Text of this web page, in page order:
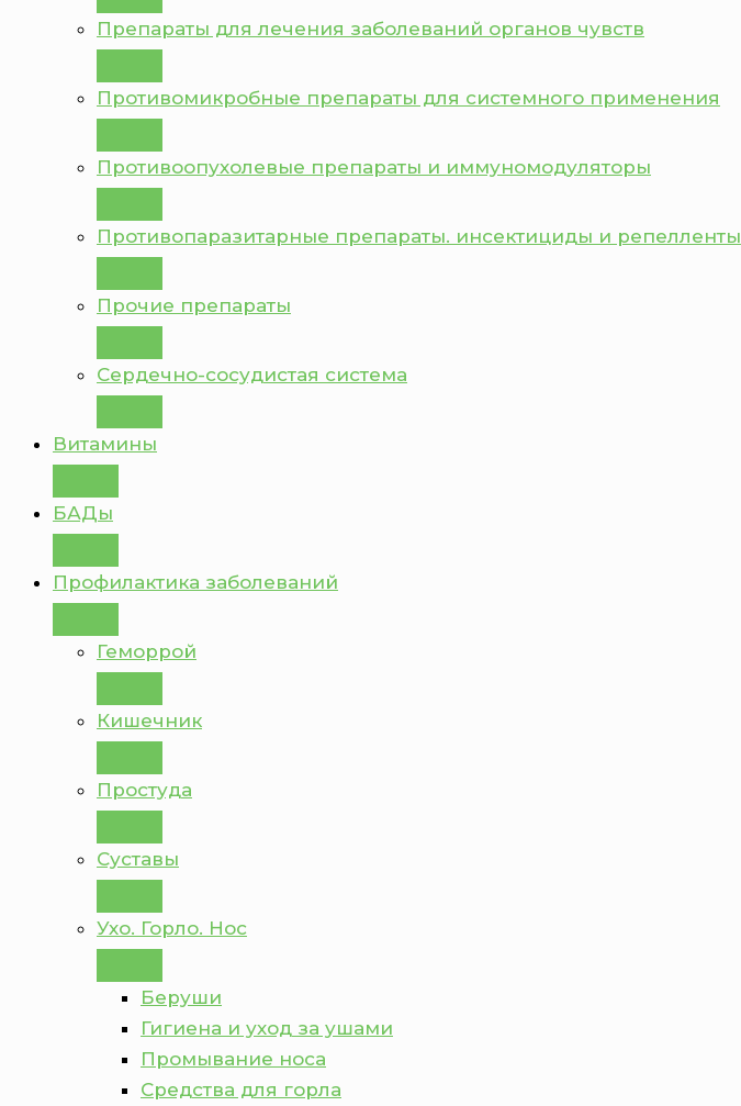
Препараты для лечения заболеваний органов чувств
Противомикробные препараты для системного применения
Противоопухолевые препараты и иммуномодуляторы
Противопаразитарные препараты. инсектициды и репелленты
Прочие препараты
Сердечно-сосудистая система
Витамины
БАДы
Профилактика заболеваний
Геморрой
Кишечник
Простуда
Суставы
Ухо. Горло. Нос
Беруши
Гигиена и уход за ушами
Промывание носа
Средства для горла